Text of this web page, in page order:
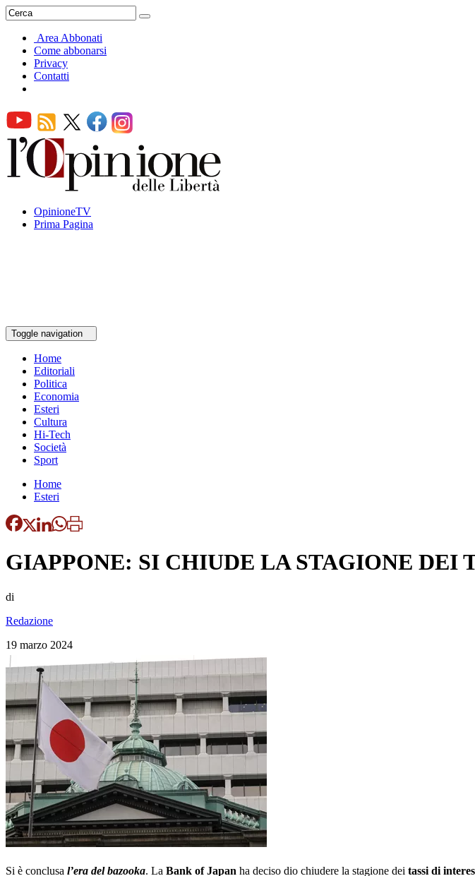
Area Abbonati
Come abbonarsi
Privacy
Contatti
OpinioneTV
Prima Pagina
Toggle navigation
Home
Editoriali
Politica
Economia
Esteri
Cultura
Hi-Tech
Società
Sport
Home
Esteri
GIAPPONE: SI CHIUDE LA STAGIONE DEI
di
Redazione
19 marzo 2024
Si è conclusa l’era del bazooka. La Bank of Japan ha deciso dio chiudere la stagione dei tassi di